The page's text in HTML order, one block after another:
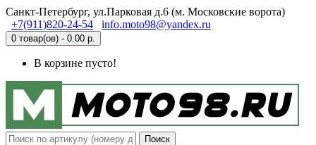
Санкт-Петербург, ул.Парковая д.6 (м. Московские ворота)
+7(911)820-24-54
info.moto98@yandex.ru
0 товар(ов) - 0.00 р.
В корзине пусто!
Поиск